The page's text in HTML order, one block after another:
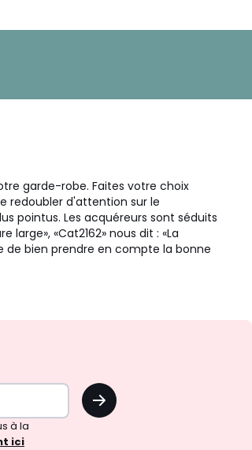
garde-robe. Faites votre choix
redoubler d'attention sur le
pointus. Les acquéreurs sont séduits
«Cat2162» nous dit : «La
de bien prendre en compte la bonne
OK
à la
ici